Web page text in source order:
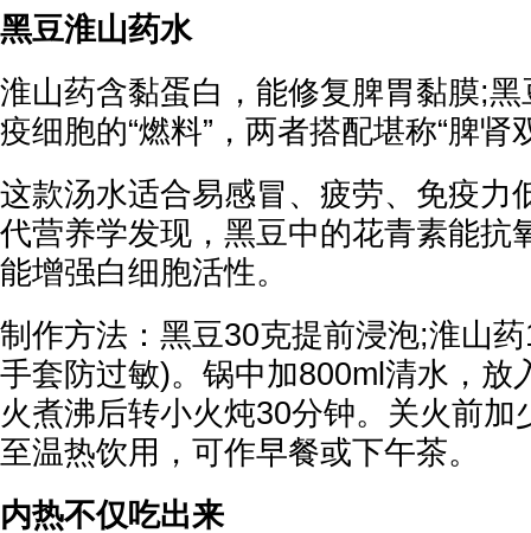
黑豆淮山药水
淮山药含黏蛋白，能修复脾胃黏膜;
疫细胞的“燃料”，两者搭配堪称“脾肾
这款汤水适合易感冒、疲劳、免疫力
代营养学发现，黑豆中的花青素能抗
能增强白细胞活性。
制作方法：黑豆30克提前浸泡;淮山
手套防过敏)。锅中加800ml清水，放
火煮沸后转小火炖30分钟。关火前加
至温热饮用，可作早餐或下午茶。
内热不仅吃出来